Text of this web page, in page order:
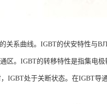
系曲线。IGBT的伏安特性与
。IGBT的转移特性是指集电极
IGBT处于关断状态。在IGBT导